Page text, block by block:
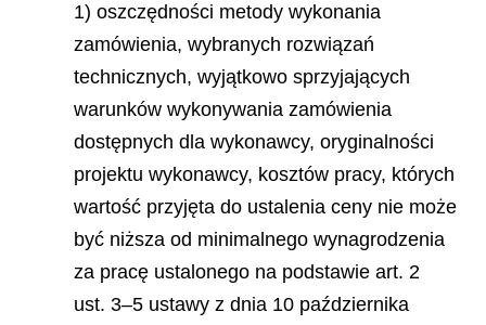
1) oszczędności metody wykonania
zamówienia, wybranych rozwiązań
technicznych, wyjątkowo sprzyjających
warunków wykonywania zamówienia
dostępnych dla wykonawcy, oryginalności
projektu wykonawcy, kosztów pracy, których
wartość przyjęta do ustalenia ceny nie może
być niższa od minimalnego wynagrodzenia
za pracę ustalonego na podstawie art. 2
ust. 3–5 ustawy z dnia 10 października